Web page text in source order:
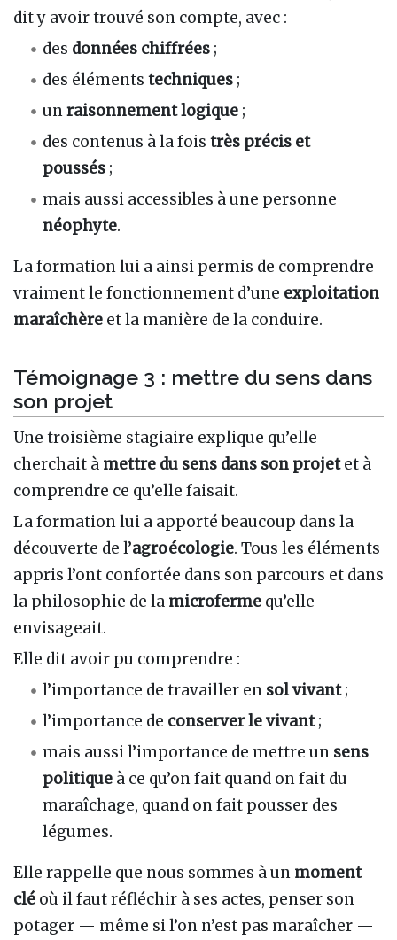
dit y avoir trouvé son compte, avec :
des données chiffrées ;
des élémentstechniques ;
unraisonnement logique ;
des contenus à la foistrès précis et
poussés ;
mais aussi accessibles à une personne
néophyte.
La formation lui a ainsi permis de comprendre
vraiment le fonctionnement d’une exploitation
maraîchère et la manière de la conduire.
Témoignage 3 : mettre du sens dans
son projet
Une troisième stagiaire explique qu’elle
cherchait à mettre du sens dans son projetet à
comprendre ce qu’elle faisait.
La formation lui a apporté beaucoup dans la
découverte de l’agroécologie. Tous les éléments
appris l’ont confortée dans son parcours et dans
la philosophie de la microferme qu’elle
envisageait.
Elle dit avoir pu comprendre :
l’importance de travailler en sol vivant;
l’importance de conserver le vivant;
mais aussi l’importance de mettre un sens
politique à ce qu’on fait quand on fait du
maraîchage, quand on fait pousser des
légumes.
Elle rappelle que nous sommes à un moment
clé où il faut réfléchir à ses actes, penser son
potager — même si l’on n’est pas maraîcher —